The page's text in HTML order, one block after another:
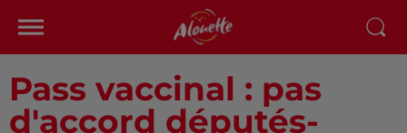
Pass vaccinal : pas
d'accord députés-